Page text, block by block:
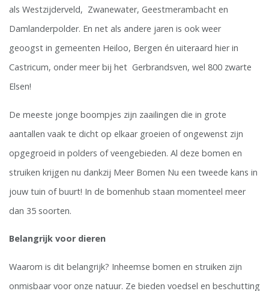
als Westzijderveld, Zwanewater, Geestmerambacht en
Damlanderpolder. En net als andere jaren is ook weer
geoogst in gemeenten Heiloo, Bergen én uiteraard hier in
Castricum, onder meer bij het Gerbrandsven, wel 800 zwarte
Elsen!
De meeste jonge boompjes zijn zaailingen die in grote
aantallen vaak te dicht op elkaar groeien of ongewenst zijn
opgegroeid in polders of veengebieden. Al deze bomen en
struiken krijgen nu dankzij Meer Bomen Nu een tweede kans in
jouw tuin of buurt! In de bomenhub staan momenteel meer
dan 35 soorten.
Belangrijk voor dieren
Waarom is dit belangrijk? Inheemse bomen en struiken zijn
onmisbaar voor onze natuur. Ze bieden voedsel en beschutting